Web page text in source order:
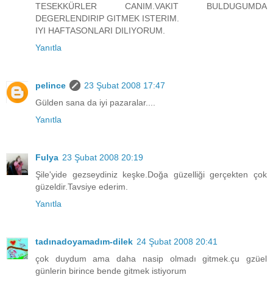
TESEKKÜRLER CANIM.VAKIT BULDUGUMDA
DEGERLENDIRIP GITMEK ISTERIM.
IYI HAFTASONLARI DILIYORUM.
Yanıtla
pelince
23 Şubat 2008 17:47
Gülden sana da iyi pazaralar....
Yanıtla
Fulya 23 Şubat 2008 20:19
Şile'yide gezseydiniz keşke.Doğa güzelliği gerçekten çok
güzeldir.Tavsiye ederim.
Yanıtla
tadınadoyamadım-dilek 24 Şubat 2008 20:41
çok duydum ama daha nasip olmadı gitmek.çu gzüel
günlerin birince bende gitmek istiyorum